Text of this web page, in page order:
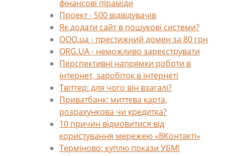
фінансові піраміди
Проект - 500 відвідувачів
Як додати сайт в пошукові системи?
OOO.ua - престижний домен за 80 грн
ORG.UA - неможливо зареєструвати
Перспективні напрямки роботи в
інтернет, заробіток в інтернеті
Твіттер: для чого він взагалі?
Приватбанк: миттєва карта,
розрахункова чи кредитка?
10 причин відмовитися від
користування мережею «ВКонтакті»
Терміново: куплю покази УБМ!